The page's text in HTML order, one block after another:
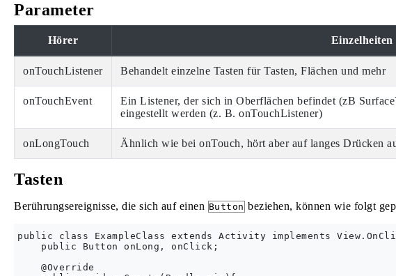
Parameter
Hörer Einzelheiten
onTouchListener Behandelt einzelne Tasten für Tasten, Flächen und mehr
onTouchEvent
Ein Listener, der sich in Oberflächen befindet (zB
eingestellt werden (z. B. onTouchListener)
onLongTouch Ähnlich wie bei onTouch, hört aber auf langes Drücken
Tasten
Berührungsereignisse, die sich auf einen Button beziehen, können wie folgt
public class ExampleClass extends Activity implements
    public Button onLong, onClick;
    @Override